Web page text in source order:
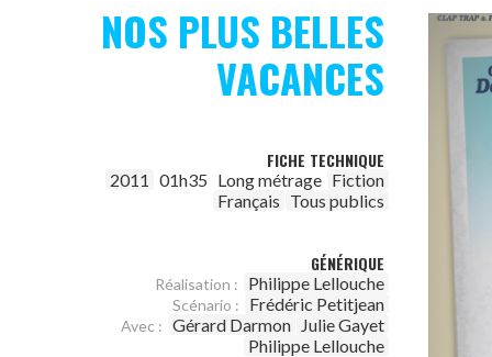
NOS PLUS BELLES
VACANCES
FICHE TECHNIQUE
2011 01h35 Long métrage Fiction
Français Tous publics
GÉNÉRIQUE
Réalisation : Philippe Lellouche
Scénario : Frédéric Petitjean
Avec : Gérard Darmon Julie Gayet
Philippe Lellouche